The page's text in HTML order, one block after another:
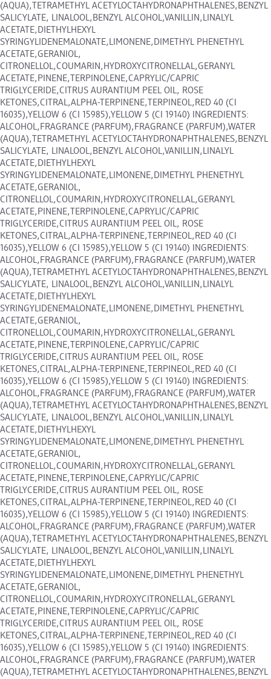
(AQUA),TETRAMETHYL ACETYLOCTAHYDRONAPHTHALENES,BENZYL
SALICYLATE, LINALOOL,BENZYL ALCOHOL,VANILLIN,LINALYL
ACETATE,DIETHYLHEXYL
SYRINGYLIDENEMALONATE,LIMONENE,DIMETHYL PHENETHYL
ACETATE,GERANIOL,
CITRONELLOL,COUMARIN,HYDROXYCITRONELLAL,GERANYL
ACETATE,PINENE,TERPINOLENE,CAPRYLIC/CAPRIC
TRIGLYCERIDE,CITRUS AURANTIUM PEEL OIL, ROSE
KETONES,CITRAL,ALPHA-TERPINENE,TERPINEOL,RED 40 (CI
16035),YELLOW 6 (CI 15985),YELLOW 5 (CI 19140) INGREDIENTS:
ALCOHOL,FRAGRANCE (PARFUM),FRAGRANCE (PARFUM),WATER
(AQUA),TETRAMETHYL ACETYLOCTAHYDRONAPHTHALENES,BENZYL
SALICYLATE, LINALOOL,BENZYL ALCOHOL,VANILLIN,LINALYL
ACETATE,DIETHYLHEXYL
SYRINGYLIDENEMALONATE,LIMONENE,DIMETHYL PHENETHYL
ACETATE,GERANIOL,
CITRONELLOL,COUMARIN,HYDROXYCITRONELLAL,GERANYL
ACETATE,PINENE,TERPINOLENE,CAPRYLIC/CAPRIC
TRIGLYCERIDE,CITRUS AURANTIUM PEEL OIL, ROSE
KETONES,CITRAL,ALPHA-TERPINENE,TERPINEOL,RED 40 (CI
16035),YELLOW 6 (CI 15985),YELLOW 5 (CI 19140) INGREDIENTS:
ALCOHOL,FRAGRANCE (PARFUM),FRAGRANCE (PARFUM),WATER
(AQUA),TETRAMETHYL ACETYLOCTAHYDRONAPHTHALENES,BENZYL
SALICYLATE, LINALOOL,BENZYL ALCOHOL,VANILLIN,LINALYL
ACETATE,DIETHYLHEXYL
SYRINGYLIDENEMALONATE,LIMONENE,DIMETHYL PHENETHYL
ACETATE,GERANIOL,
CITRONELLOL,COUMARIN,HYDROXYCITRONELLAL,GERANYL
ACETATE,PINENE,TERPINOLENE,CAPRYLIC/CAPRIC
TRIGLYCERIDE,CITRUS AURANTIUM PEEL OIL, ROSE
KETONES,CITRAL,ALPHA-TERPINENE,TERPINEOL,RED 40 (CI
16035),YELLOW 6 (CI 15985),YELLOW 5 (CI 19140) INGREDIENTS:
ALCOHOL,FRAGRANCE (PARFUM),FRAGRANCE (PARFUM),WATER
(AQUA),TETRAMETHYL ACETYLOCTAHYDRONAPHTHALENES,BENZYL
SALICYLATE, LINALOOL,BENZYL ALCOHOL,VANILLIN,LINALYL
ACETATE,DIETHYLHEXYL
SYRINGYLIDENEMALONATE,LIMONENE,DIMETHYL PHENETHYL
ACETATE,GERANIOL,
CITRONELLOL,COUMARIN,HYDROXYCITRONELLAL,GERANYL
ACETATE,PINENE,TERPINOLENE,CAPRYLIC/CAPRIC
TRIGLYCERIDE,CITRUS AURANTIUM PEEL OIL, ROSE
KETONES,CITRAL,ALPHA-TERPINENE,TERPINEOL,RED 40 (CI
16035),YELLOW 6 (CI 15985),YELLOW 5 (CI 19140) INGREDIENTS:
ALCOHOL,FRAGRANCE (PARFUM),FRAGRANCE (PARFUM),WATER
(AQUA),TETRAMETHYL ACETYLOCTAHYDRONAPHTHALENES,BENZYL
SALICYLATE, LINALOOL,BENZYL ALCOHOL,VANILLIN,LINALYL
ACETATE,DIETHYLHEXYL
SYRINGYLIDENEMALONATE,LIMONENE,DIMETHYL PHENETHYL
ACETATE,GERANIOL,
CITRONELLOL,COUMARIN,HYDROXYCITRONELLAL,GERANYL
ACETATE,PINENE,TERPINOLENE,CAPRYLIC/CAPRIC
TRIGLYCERIDE,CITRUS AURANTIUM PEEL OIL, ROSE
KETONES,CITRAL,ALPHA-TERPINENE,TERPINEOL,RED 40 (CI
16035),YELLOW 6 (CI 15985),YELLOW 5 (CI 19140) INGREDIENTS:
ALCOHOL,FRAGRANCE (PARFUM),FRAGRANCE (PARFUM),WATER
(AQUA),TETRAMETHYL ACETYLOCTAHYDRONAPHTHALENES,BENZYL